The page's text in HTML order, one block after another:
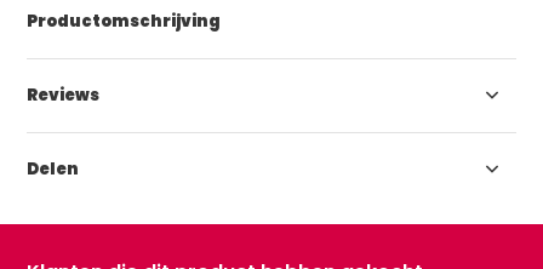
Productomschrijving
Reviews
Delen